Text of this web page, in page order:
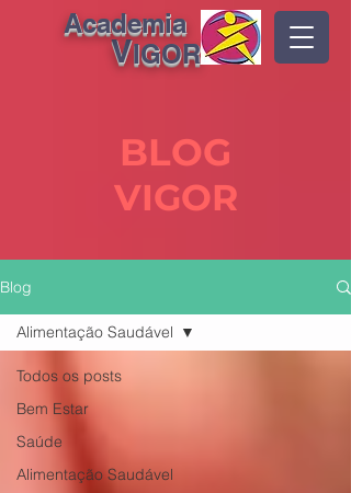
V
Academia
IGOR
BLOG
VIGOR
Blog
Todos os posts
Bem Estar
Saúde
Alimentação Saudável
Alimentação Saudável